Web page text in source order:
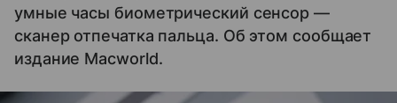
умные часы биометрический сенсор —
сканер отпечатка пальца. Об этом сообщает
издание Macworld.